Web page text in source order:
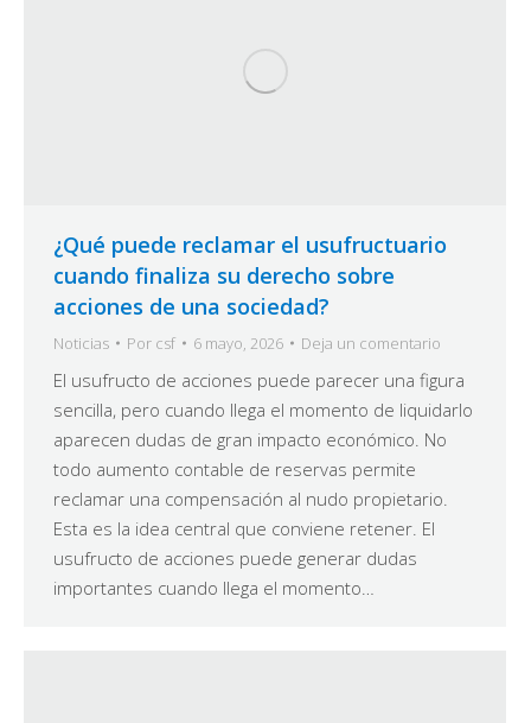
¿Qué puede reclamar el usufructuario
cuando finaliza su derecho sobre
acciones de una sociedad?
Noticias Por csf 6 mayo, 2026 Deja un comentario
El usufructo de acciones puede parecer una figura
sencilla, pero cuando llega el momento de liquidarlo
aparecen dudas de gran impacto económico. No
todo aumento contable de reservas permite
reclamar una compensación al nudo propietario.
Esta es la idea central que conviene retener. El
usufructo de acciones puede generar dudas
importantes cuando llega el momento…